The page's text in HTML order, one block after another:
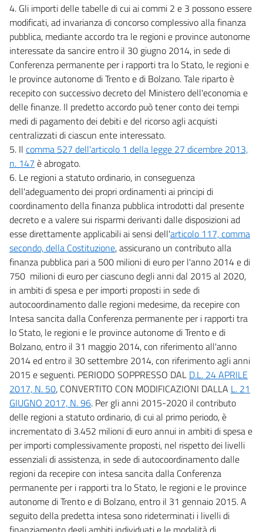
4. Gli importi delle tabelle di cui ai commi 2 e 3 possono essere
modificati, ad invarianza di concorso complessivo alla finanza
pubblica, mediante accordo tra le regioni e province autonome
interessate da sancire entro il 30 giugno 2014, in sede di
Conferenza permanente per i rapporti tra lo Stato, le regioni e
le province autonome di Trento e di Bolzano. Tale riparto è
recepito con successivo decreto del Ministero dell'economia e
delle finanze. Il predetto accordo può tener conto dei tempi
medi di pagamento dei debiti e del ricorso agli acquisti
centralizzati di ciascun ente interessato.
5. Il comma 527 dell'articolo 1 della legge 27 dicembre 2013,
n. 147 è abrogato.
6. Le regioni a statuto ordinario, in conseguenza
dell'adeguamento dei propri ordinamenti ai principi di
coordinamento della finanza pubblica introdotti dal presente
decreto e a valere sui risparmi derivanti dalle disposizioni ad
esse direttamente applicabili ai sensi dell'articolo 117, comma
secondo, della Costituzione, assicurano un contributo alla
finanza pubblica pari a 500 milioni di euro per l'anno 2014 e di
750 milioni di euro per ciascuno degli anni dal 2015 al 2020,
in ambiti di spesa e per importi proposti in sede di
autocoordinamento dalle regioni medesime, da recepire con
Intesa sancita dalla Conferenza permanente per i rapporti tra
lo Stato, le regioni e le province autonome di Trento e di
Bolzano, entro il 31 maggio 2014, con riferimento all'anno
2014 ed entro il 30 settembre 2014, con riferimento agli anni
2015 e seguenti. PERIODO SOPPRESSO DAL D.L. 24 APRILE
2017, N. 50, CONVERTITO CON MODIFICAZIONI DALLA L. 21
GIUGNO 2017, N. 96. Per gli anni 2015-2020 il contributo
delle regioni a statuto ordinario, di cui al primo periodo, è
incrementato di 3.452 milioni di euro annui in ambiti di spesa e
per importi complessivamente proposti, nel rispetto dei livelli
essenziali di assistenza, in sede di autocoordinamento dalle
regioni da recepire con intesa sancita dalla Conferenza
permanente per i rapporti tra lo Stato, le regioni e le province
autonome di Trento e di Bolzano, entro il 31 gennaio 2015. A
seguito della predetta intesa sono rideterminati i livelli di